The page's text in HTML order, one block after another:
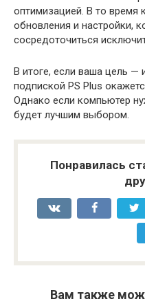
оптимизацией. В то время
обновления и настройки,
сосредоточиться
В итоге, если ваша цель —
подпиской PS Plus
Однако если компьютер
будет лучшим выбором.
Понравилась
Вам также